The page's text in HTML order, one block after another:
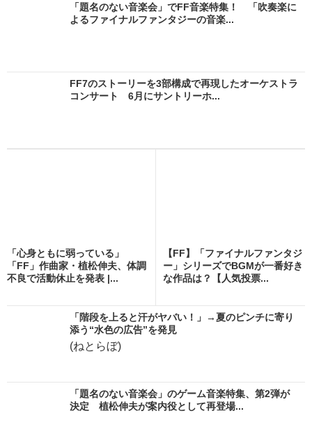
「題名のない音楽会」でFF音楽特集！ 「吹奏楽に
よるファイナルファンタジーの音楽...
FF7のストーリーを3部構成で再現したオーケストラ
コンサート 6月にサントリーホ...
「心身ともに弱っている」
「FF」作曲家・植松伸夫、体調
不良で活動休止を発表 |...
【FF】「ファイナルファンタジ
ー」シリーズでBGMが一番好き
な作品は？【人気投票...
「階段を上ると汗がヤバい！」→夏のピンチに寄り
添う“水色の広告”を発見
(ねとらぼ)
「題名のない音楽会」のゲーム音楽特集、第2弾が
決定 植松伸夫が案内役として再登場...